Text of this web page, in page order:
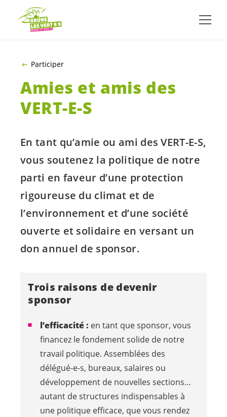
ALLER AU CONTENU PRINCIPAL
Participer
Amies et amis des
VERT-E-S
En tant qu’amie ou ami desVERT-E-S,
vous soutenez la politique de notre
parti en faveur d’une protection
rigoureuse du climat et de
l’environnement et d’une société
ouverte et solidaire en versant un
don annuel de sponsor.
Trois raisons de devenir
sponsor
l’efficacité : en tant que sponsor, vous
financez le fondement solide de notre
travail politique. Assemblées des
délégué-e-s, bureaux, salaires ou
développement de nouvelles sections…
autant de structures indispensables à
une politique efficace, que vous rendez